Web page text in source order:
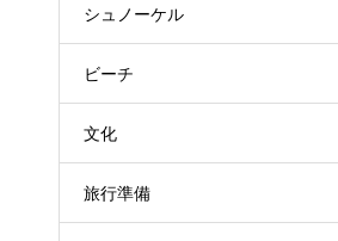
シュノーケル
ビーチ
文化
旅行準備